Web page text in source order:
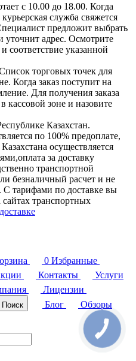
с 10.00 до 18.00. Когда
служба свяжется
предложит выбрать
уточнит адрес. Осмотрите
соответствие указанной
торговых точек для
Когда заказ поступит на
Для получения заказа
кассовой зоне и назовите
Казахстан.
по 100% предоплате,
осуществляется
за доставку
транспортной
безналичный расчет и не
С тарифами по доставке вы
транспортных
0 Избранные
Контакты
Услуги
Лицензии
Поиск Блог
Обзоры